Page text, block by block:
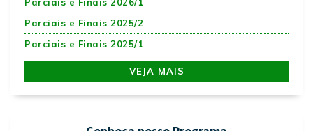
Parciais e Finais 2025/2
Parciais e Finais 2025/1
VEJA MAIS